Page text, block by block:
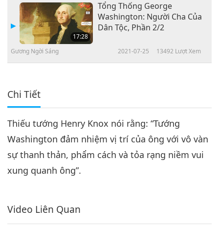
17:28
Tổng Thống George
Washington: Người Cha Của
Dân Tộc, Phần 2/2
Gương Ngời Sáng 2021-07-25 13492 Lượt Xem
Chi Tiết
Thiếu tướng Henry Knox nói rằng: “Tướng
Washington đảm nhiệm vị trí của ông với vô vàn
sự thanh thản, phẩm cách và tỏa rạng niềm vui
xung quanh ông”.
Video Liên Quan